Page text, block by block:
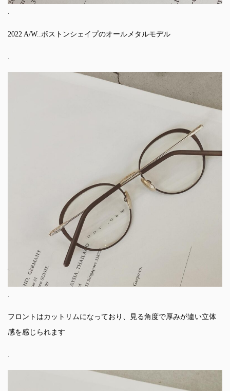
2022 A/W..ボストンシェイプのオールメタルモデル
フロントはカットリムになっており、見る角度で厚みが違い立体
感を感じられます